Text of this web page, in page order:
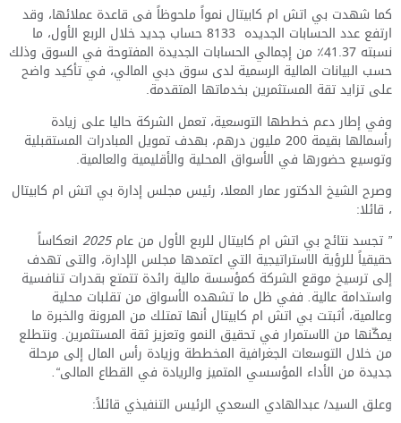
كما شهدت بي اتش ام كابيتال نمواً ملحوظاً فى قاعدة عملائها، وقد
ارتفع عدد الحسابات الجديده 8133حساب جديد خلال الربع الأول، ما
نسبته ٪ من إجمالي الحسابات الجديدة المفتوحة في السوق وذلك
حسب البيانات المالية الرسمية لدى سوق دبي المالي، في تأكيد واضح
على تزايد تقة المستثمرين بخدماتها المتقدمة.
وفي إطار دعم خططها التوسعية، تعمل الشركة حاليا على زيادة
رأسمالها بقيمة مليون درهم، بهدف تمويل المبادرات المستقبلية
وتوسيع حضورها في الأسواق المحلية والأقليمية والعالمية.
وصرح الشيخ الدكتور عمار المعلا، رئيس مجلس إدارة بي اتش ام كابيتال
، قائلا:
” تجسد نتائج بي اتش ام كابيتال للربع الأول من عام2025 انعكاساً
حقيقياً للرؤية الاستراتيجية التي اعتمدها مجلس الإدارة، والتى تهدف
إلى ترسيخ موقع الشركة كمؤسسة مالية رائدة تتمتع بقدرات تنافسية
واستدامة عالية. ففي ظل ما تشهده الأسواق من تقلبات محلية
وعالمية، أثبتت بي اتش ام كابيتال أنها تمتلك من المرونة والخبرة ما
يمكّنها من الاستمرار في تحقيق النمو وتعزيزثقة المستثمرين. ونتطلع
من خلال التوسعات الجغرافية المخططة وزيادة رأس المال إلى مرحلة
جديدة من الأداء المؤسسي المتميز والريادة في القطاع المالى“.
وعلق السيد/عبدالهادي السعدي الرئيس التنفيذي قائلاً: